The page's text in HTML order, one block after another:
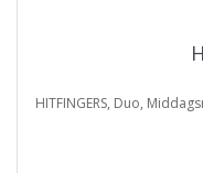
HITFINGERS, Duo,